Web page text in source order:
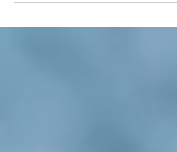
muita informação diferente